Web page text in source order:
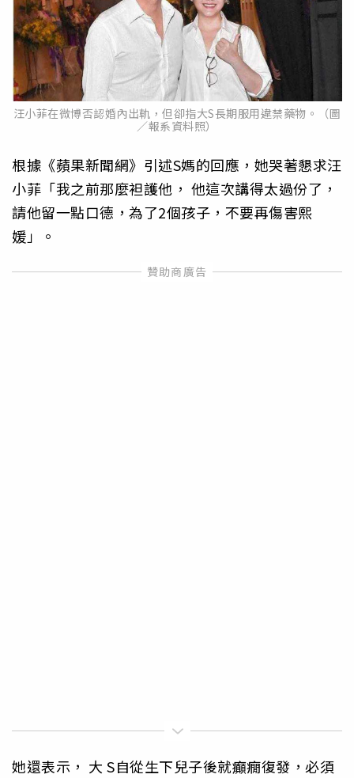
汪小菲在微博否認婚內出軌，但卻指大S長期服用違禁藥物。（圖
／報系資料照）
根據《蘋果新聞網》引述S媽的回應，她哭著懇求汪
小菲「我之前那麼袒護他， 他這次講得太過份了，
請他留一點口德，為了2個孩子，不要再傷害熙
媛」。
她還表示， 大 S自從生下兒子後就癲癇復發，必須